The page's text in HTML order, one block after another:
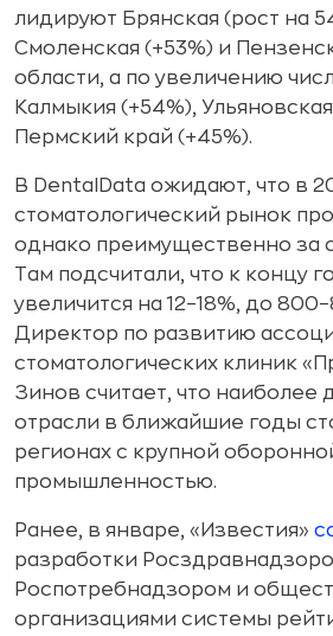
лидируют Брянская (рост на
Смоленская (+53%) и
области, а по увеличению
Калмыкия (+54%),
Пермский край (+45%).
В DentalData ожидают, что в
стоматологический рынок
однако преимущественно за
Там подсчитали, что к концу
увеличится на 12–18%, до
Директор по развитию
стоматологических клиник
Зинов считает, что наиболее
отрасли в ближайшие годы
регионах с крупной
промышленностью.
Ранее, в январе, «Известия»
разработки
Роспотребнадзором и
организациями системы